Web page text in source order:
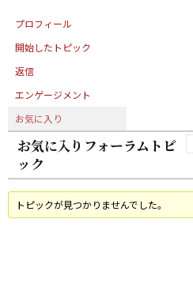
プロフィール
開始したトピック
返信
エンゲージメント
お気に入り
お気に入りフォーラムトピ
ック
トピックが見つかりませんでした。